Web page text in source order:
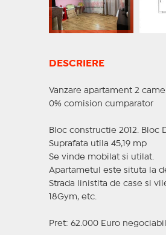
DESCRIERE
Vanzare apartament 2
0% comision cumparator
Bloc constructie 2012. Bloc
Suprafata utila 45,19 mp
Se vinde mobilat si utilat.
Apartametul este situta la
Strada linistita de case si
18Gym, etc.
Pret: 62.000 Euro negociabil